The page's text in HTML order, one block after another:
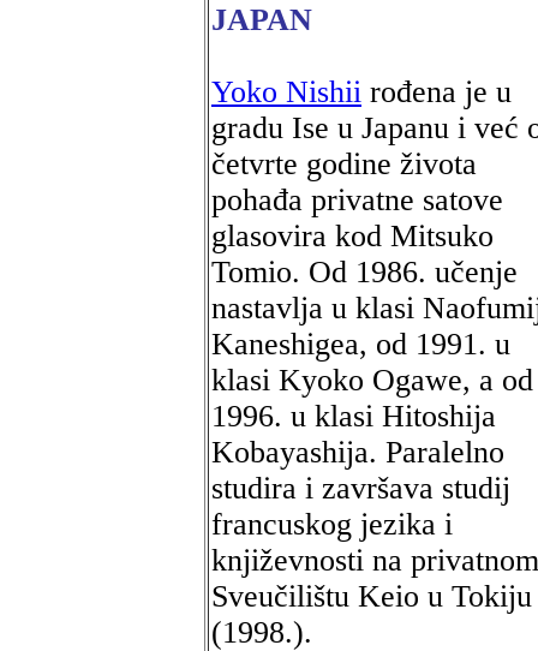
JAPAN
Yoko Nishii rođena je u
gradu Ise u Japanu i već
četvrte godine života
pohađa privatne satove
glasovira kod Mitsuko
Tomio. Od 1986. učenje
nastavlja u klasi
Kaneshigea, od 1991. u
klasi Kyoko Ogawe, a od
1996. u klasi Hitoshija
Kobayashija. Paralelno
studira i završava studij
francuskog jezika i
književnosti na privatnom
Sveučilištu Keio u Tokiju
(1998.).